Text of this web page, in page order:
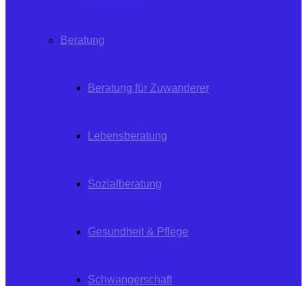
Beratung
Beratung für Zuwanderer
Lebensberatung
Sozialberatung
Gesundheit & Pflege
Schwangerschaft